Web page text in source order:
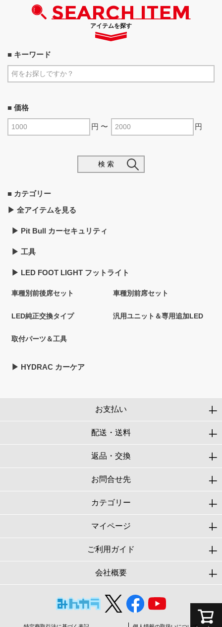
SEARCH ITEM
アイテムを探す
■ キーワード
■ 価格
円 〜 円
検 索
■ カテゴリー
▶︎ 全アイテムを見る
▶︎ Pit Bull カーセキュリティ
▶︎ 工具
▶︎ LED FOOT LIGHT フットライト
車種別前後席セット 車種別前席セット
LED純正交換タイプ 汎用ユニット＆専用追加LED
取付パーツ＆工具
▶︎ HYDRAC カーケア
お支払い
配送・送料
返品・交換
お問合せ先
カテゴリー
マイページ
ご利用ガイド
会社概要